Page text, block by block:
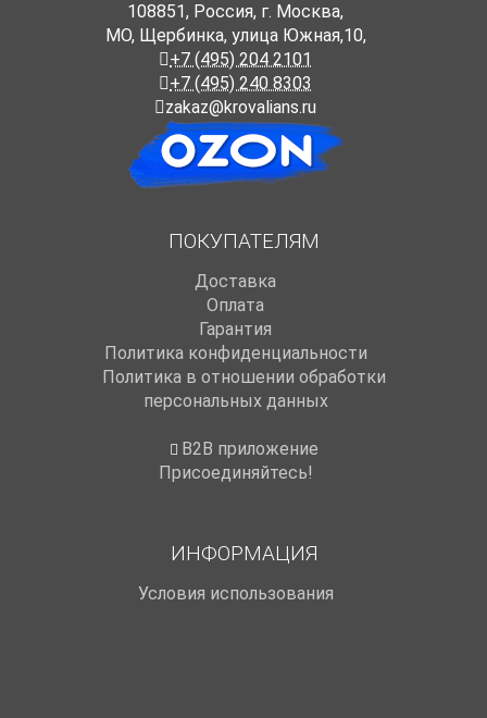
108851, Россия, г. Москва,
МО, Щербинка, улица Южная,10,
+7 (495) 204 2101
+7 (495) 240 8303
zakaz@krovalians.ru
ПОКУПАТЕЛЯМ
Доставка
Оплата
Гарантия
Политика конфиденциальности
Политика в отношении обработки
персональных данных
B2B приложение
Присоединяйтесь!
ИНФОРМАЦИЯ
Условия использования